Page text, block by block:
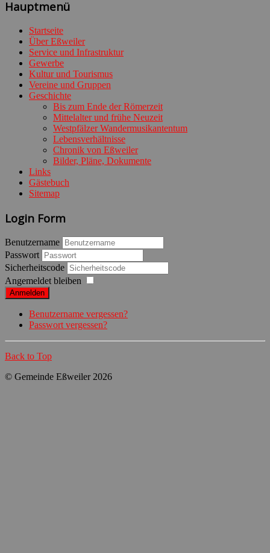
Hauptmenü
Startseite
Über Eßweiler
Service und Infrastruktur
Gewerbe
Kultur und Tourismus
Vereine und Gruppen
Geschichte
Bis zum Ende der Römerzeit
Mittelalter und frühe Neuzeit
Westpfälzer Wandermusikantentum
Lebensverhältnisse
Chronik von Eßweiler
Bilder, Pläne, Dokumente
Links
Gästebuch
Sitemap
Login Form
Benutzername
Passwort
Sicherheitscode
Angemeldet bleiben
Anmelden
Benutzername vergessen?
Passwort vergessen?
Back to Top
© Gemeinde Eßweiler 2026